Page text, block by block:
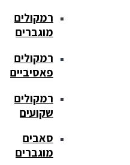
רמקולים
מוגברים
רמקולים
פאסיביים
רמקולים
שקועים
סאבים
מוגברים